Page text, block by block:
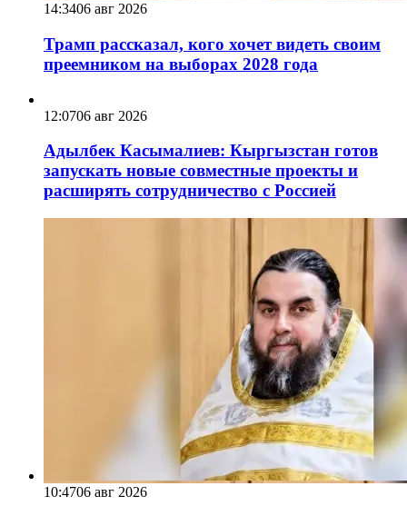
14:3406 авг 2026
Трамп рассказал, кого хочет видеть своим
преемником на выборах 2028 года
12:0706 авг 2026
Адылбек Касымалиев: Кыргызстан готов
запускать новые совместные проекты и
расширять сотрудничество с Россией
10:4706 авг 2026